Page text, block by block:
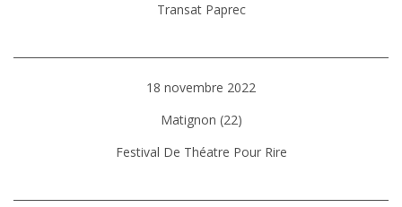
Transat Paprec
18 novembre 2022
Matignon (22)
Festival De Théatre Pour Rire